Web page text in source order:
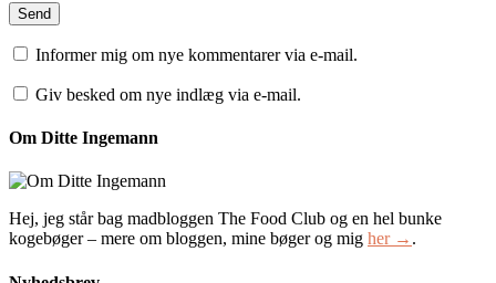
Informer mig om nye kommentarer via e-mail.
Giv besked om nye indlæg via e-mail.
Om Ditte Ingemann
Hej, jeg står bag madbloggen The Food Club og en hel bunke
kogebøger – mere om bloggen, mine bøger og mig her → .